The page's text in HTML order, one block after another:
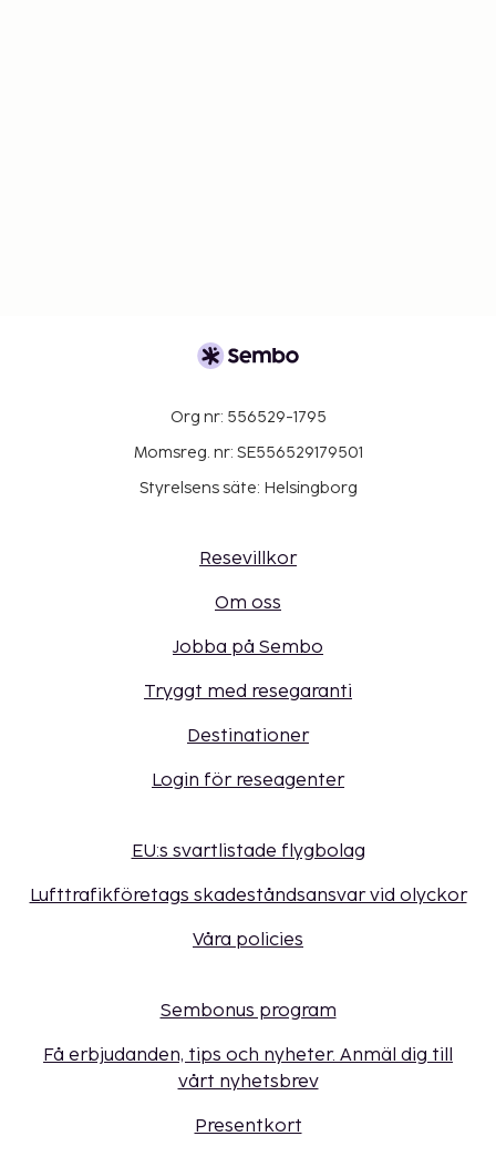
Org nr: 556529-1795
Momsreg. nr: SE556529179501
Styrelsens säte: Helsingborg
Resevillkor
Om oss
Jobba på Sembo
Tryggt med resegaranti
Destinationer
Login för reseagenter
EU:s svartlistade flygbolag
Lufttrafikföretags skadeståndsansvar vid olyckor
Våra policies
Sembonus program
Få erbjudanden, tips och nyheter. Anmäl dig till
vårt nyhetsbrev
Presentkort